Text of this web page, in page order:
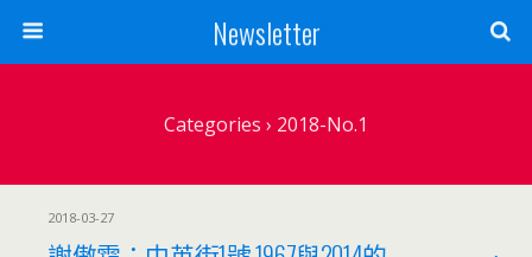
Newsletter
Categories › 2018-No.1
2018-03-27